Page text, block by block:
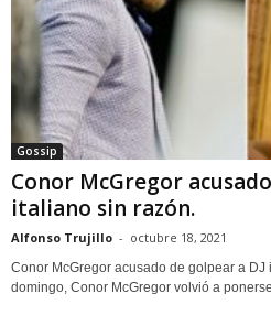
Gossip
Conor McGregor
italiano sin razón.
Alfonso Trujillo - octubre 18, 2021
Conor McGregor acusado de golpear a DJ
domingo, Conor McGregor volvió a